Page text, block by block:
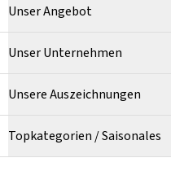
Unser Angebot
Unser Unternehmen
Unsere Auszeichnungen
Topkategorien / Saisonales